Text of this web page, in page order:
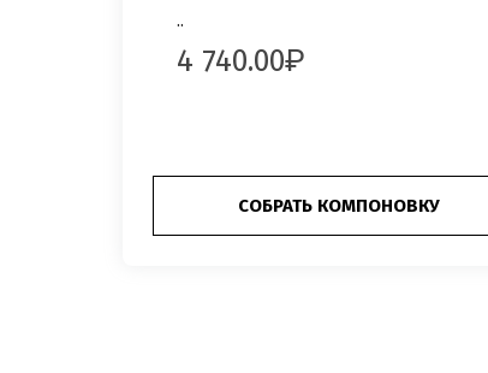
..
4 740.00
СОБРАТЬ КОМПОНОВКУ